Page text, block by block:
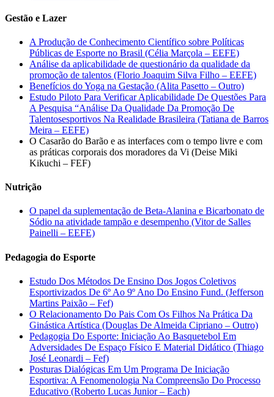
Gestão e Lazer
A Produção de Conhecimento Científico sobre Políticas
Públicas de Esporte no Brasil (Célia Marçola – EEFE)
Análise da aplicabilidade de questionário da qualidade da
promoção de talentos (Florio Joaquim Silva Filho – EEFE)
Benefícios do Yoga na Gestação (Alita Pasetto – Outro)
Estudo Piloto Para Verificar Aplicabilidade De Questões Para
A Pesquisa “Análise Da Qualidade Da Promoção De
Talentosesportivos Na Realidade Brasileira (Tatiana de Barros
Meira – EEFE)
O Casarão do Barão e as interfaces com o tempo livre e com
as práticas corporais dos moradores da Vi (Deise Miki
Kikuchi – FEF)
Nutrição
O papel da suplementação de Beta-Alanina e Bicarbonato de
Sódio na atividade tampão e desempenho (Vitor de Salles
Painelli – EEFE)
Pedagogia do Esporte
Estudo Dos Métodos De Ensino Dos Jogos Coletivos
Esportivizados De 6º Ao 9º Ano Do Ensino Fund. (Jefferson
Martins Paixão – Fef)
O Relacionamento Do Pais Com Os Filhos Na Prática Da
Ginástica Artística (Douglas De Almeida Cipriano – Outro)
Pedagogia Do Esporte: Iniciação Ao Basquetebol Em
Adversidades De Espaço Físico E Material Didático (Thiago
José Leonardi – Fef)
Posturas Dialógicas Em Um Programa De Iniciação
Esportiva: A Fenomenologia Na Compreensão Do Processo
Educativo (Roberto Lucas Junior – Each)